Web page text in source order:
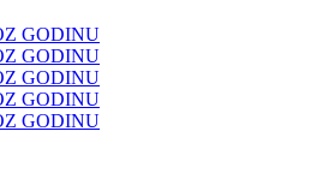
GODINU
GODINU
GODINU
GODINU
GODINU